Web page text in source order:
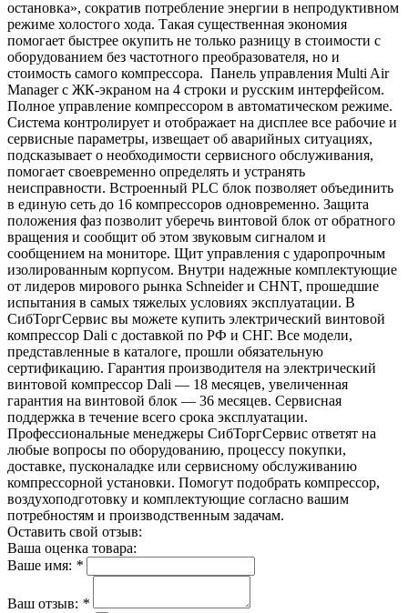
остановка», сократив потребление энергии в непродуктивном
режиме холостого хода. Такая существенная экономия
помогает быстрее окупить не только разницу в стоимости с
оборудованием без частотного преобразователя, но и
стоимость самого компрессора. Панель управления Multi Air
Manager с ЖК-экраном на 4 строки и русским интерфейсом.
Полное управление компрессором в автоматическом режиме.
Система контролирует и отображает на дисплее все рабочие и
сервисные параметры, извещает об аварийных ситуациях,
подсказывает о необходимости сервисного обслуживания,
помогает своевременно определять и устранять
неисправности. Встроенный PLC блок позволяет объединить
в единую сеть до 16 компрессоров одновременно. Защита
положения фаз позволит уберечь винтовой блок от обратного
вращения и сообщит об этом звуковым сигналом и
сообщением на мониторе. Щит управления с ударопрочным
изолированным корпусом. Внутри надежные комплектующие
от лидеров мирового рынка Schneider и СHNT, прошедшие
испытания в самых тяжелых условиях эксплуатации. В
СибТоргСервис вы можете купить электрический винтовой
компрессор Dali с доставкой по РФ и СНГ. Все модели,
представленные в каталоге, прошли обязательную
сертификацию. Гарантия производителя на электрический
винтовой компрессор Dali — 18 месяцев, увеличенная
гарантия на винтовой блок — 36 месяцев. Сервисная
поддержка в течение всего срока эксплуатации.
Профессиональные менеджеры СибТоргСервис ответят на
любые вопросы по оборудованию, процессу покупки,
доставке, пусконаладке или сервисному обслуживанию
компрессорной установки. Помогут подобрать компрессор,
воздухоподготовку и комплектующие согласно вашим
потребностям и производственным задачам.
Оставить свой отзыв:
Ваша оценка товара:
Ваше имя: *
Ваш отзыв: *